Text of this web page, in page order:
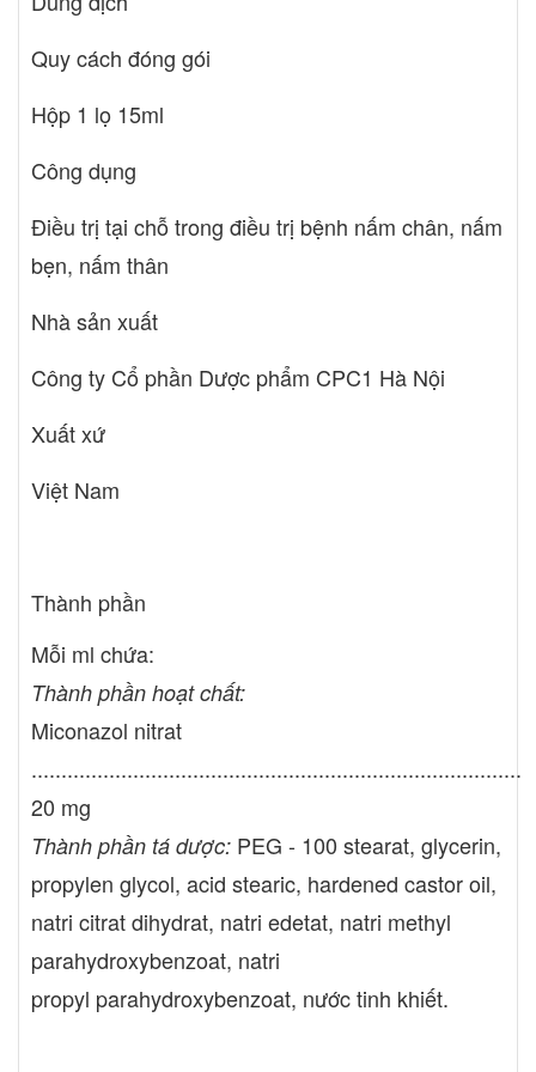
con bú Ảnh hưởng đến khả năng lái xe và vận hành máy móc
vận hành máy móc Đóng gói Hộp 1 tuýp 15ml Bảo quản Bảo
Quy cách đóng gói
Hộp 1 lọ 15ml
Công dụng
Điều trị tại chỗ trong điều trị bệnh nấm chân, nấm
bẹn, nấm thân
Nhà sản xuất
Công ty Cổ phần Dược phẩm CPC1 Hà Nội
Xuất xứ
Việt Nam
Thành phần
Mỗi ml chứa:
Thành phần hoạt chất:
Miconazol nitrat
..................................................................................
20 mg
Thành phần tá dược: PEG - 100 stearat, glycerin,
propylen glycol, acid stearic, hardened castor oil,
natri citrat dihydrat, natri edetat, natri methyl
parahydroxybenzoat, natri
propyl parahydroxybenzoat, nước tinh khiết.